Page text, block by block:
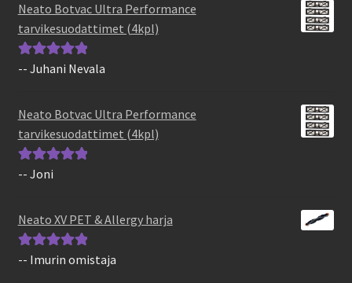
Neato Botvac Ultra Performance
tarvikesuodattimet (4kpl)
Arvostelu
-- Juhani Nevala
Neato Botvac Ultra Performance
tarvikesuodattimet (4kpl)
Arvostelu
-- Joni
Neato XV PET & Allergy harja
Arvostelu
-- Imurin omistaja